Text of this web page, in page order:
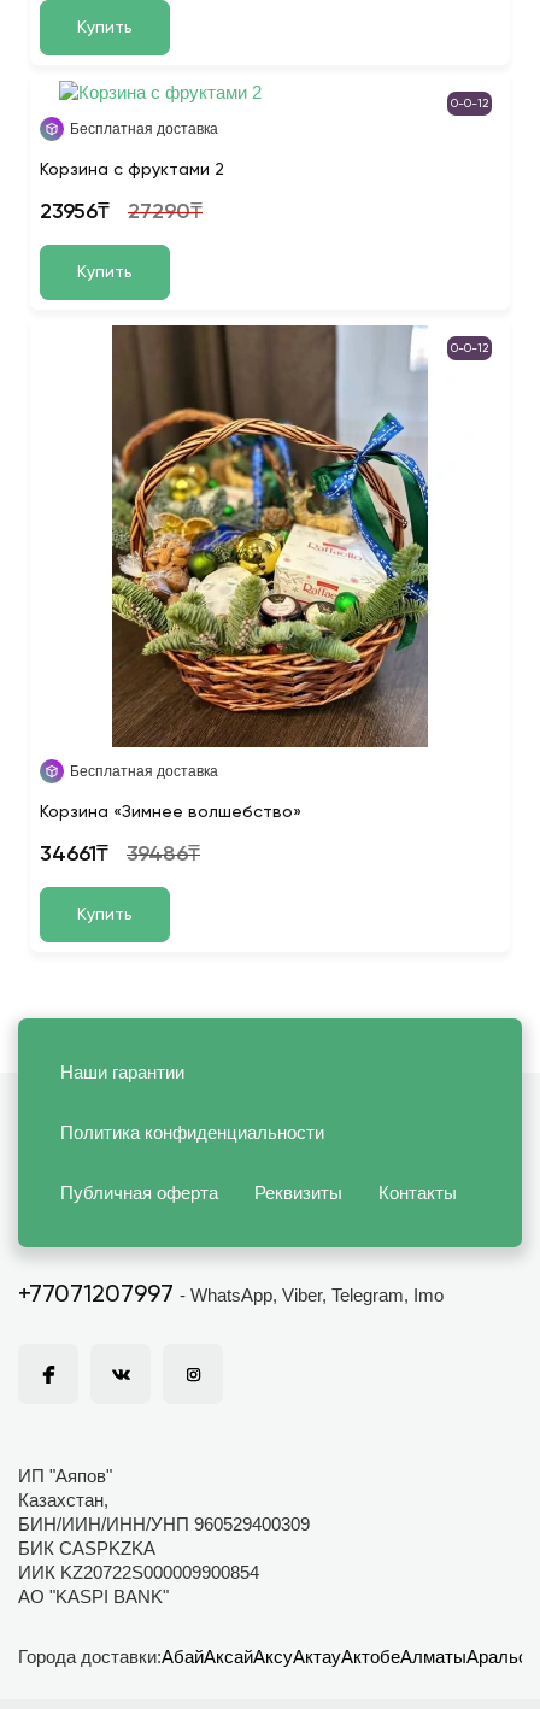
Купить
0-0-12
Бесплатная доставка
Корзина с фруктами 2
23956₸ 27290₸
Купить
0-0-12
Бесплатная доставка
Корзина «Зимнее волшебство»
34661₸ 39486₸
Купить
Наши гарантии
Политика конфиденциальности
Публичная оферта Реквизиты Контакты
+77071207997 - WhatsApp, Viber, Telegram, Imo
ИП "Аяпов"
Казахстан,
БИН/ИИН/ИНН/УНП 960529400309
БИК CASPKZKA
ИИК KZ20722S000009900854
АО "KASPI BANK"
Города доставки:АбайАксайАксуАктауАктобеАлматыАральск